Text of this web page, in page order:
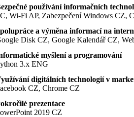
používání informačních
Wi-Fi AP, Zabezpečení Windows CZ,
a výměna informací na
Disk CZ, Google Kalendář CZ,
myšlení a programování
3.x ENG
digitálních technologií v
CZ, Chrome CZ
prezentace
2019 CZ